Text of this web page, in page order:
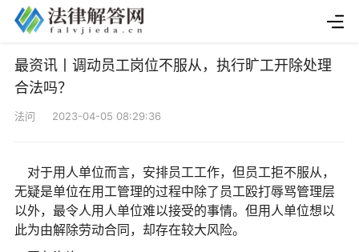
最资讯丨调动员工岗位不服从，执行旷工开除处理
合法吗？
法问 2023-04-05 08:29:36
对于用人单位而言，安排员工工作，但员工拒不服从，
无疑是单位在用工管理的过程中除了员工殴打辱骂管理层
以外，最令人用人单位难以接受的事情。但用人单位想以
此为由解除劳动合同，却存在较大风险。